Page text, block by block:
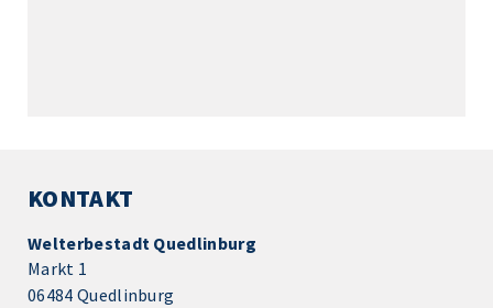
KONTAKT
Welterbestadt Quedlinburg
Markt 1
06484 Quedlinburg